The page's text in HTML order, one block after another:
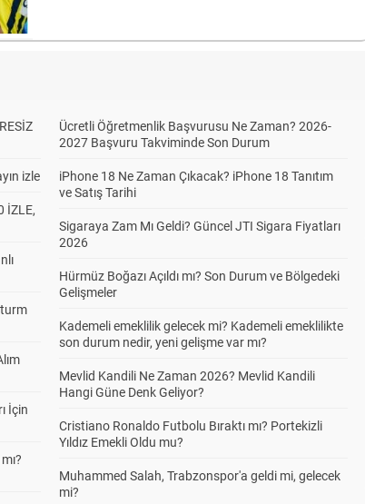
izle
İZLE,
İçin
Ücretli Öğretmenlik Başvurusu Ne Zaman? 2026-
2027 Başvuru Takviminde Son Durum
iPhone 18 Ne Zaman Çıkacak? iPhone 18 Tanıtım
ve Satış Tarihi
Sigaraya Zam Mı Geldi? Güncel JTI Sigara Fiyatları
2026
Hürmüz Boğazı Açıldı mı? Son Durum ve Bölgedeki
Gelişmeler
Kademeli emeklilik gelecek mi? Kademeli emeklilikte
son durum nedir, yeni gelişme var mı?
Mevlid Kandili Ne Zaman 2026? Mevlid Kandili
Hangi Güne Denk Geliyor?
Cristiano Ronaldo Futbolu Bıraktı mı? Portekizli
Yıldız Emekli Oldu mu?
Muhammed Salah, Trabzonspor'a geldi mi, gelecek
mi?